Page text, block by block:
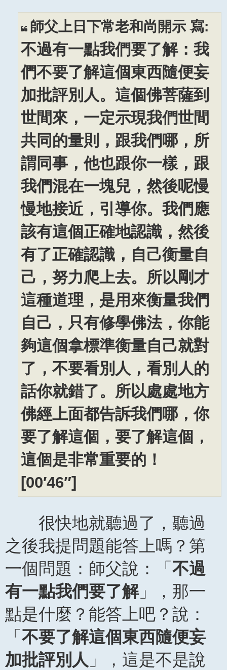
師父上日下常老和尚開示 寫:
不過有一點我們要了解：我
們不要了解這個東西隨便妄
加批評別人。這個佛菩薩到
世間來，一定示現我們世間
共同的量則，跟我們哪，所
謂同事，他也跟你一樣，跟
我們混在一塊兒，然後呢慢
慢地接近，引導你。我們應
該有這個正確地認識，然後
有了正確認識，自己衡量自
己，努力爬上去。所以剛才
這種道理，是用來衡量我們
自己，只有修學佛法，你能
夠這個拿標準衡量自己就對
了，不要看別人，看別人的
話你就錯了。所以處處地方
佛經上面都告訴我們哪，你
要了解這個，要了解這個，
這個是非常重要的！
[00′46″]
很快地就聽過了，聽過
之後我提問題能答上嗎？第
一個問題：師父說：「 不過
有一點我們要了解」，那一
點是什麼？能答上吧？說：
「 不要了解這個東西隨便妄
加批評別人 」，這是不是說